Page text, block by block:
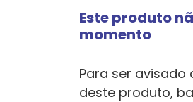
Este produto
momento
Para ser avisado
deste produto,